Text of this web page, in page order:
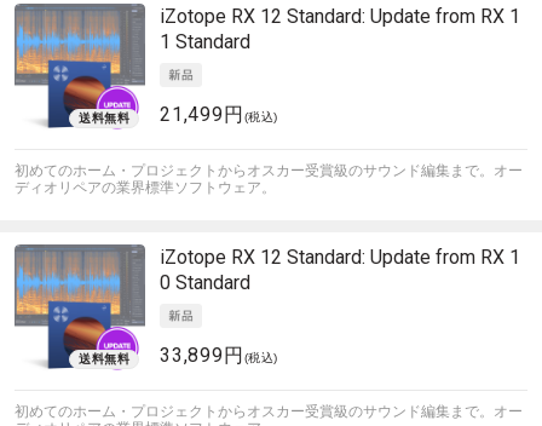
iZotope RX 12 Standard: Update from RX 1
1 Standard
21,499円 (税込)
初めてのホーム・プロジェクトからオスカー受賞級のサウンド編集まで。オー
ディオリペアの業界標準ソフトウェア。
iZotope RX 12 Standard: Update from RX 1
0 Standard
33,899円 (税込)
初めてのホーム・プロジェクトからオスカー受賞級のサウンド編集まで。オー